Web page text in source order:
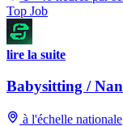
Top Job
lire la suite
Babysitting /
à l'échelle nationale